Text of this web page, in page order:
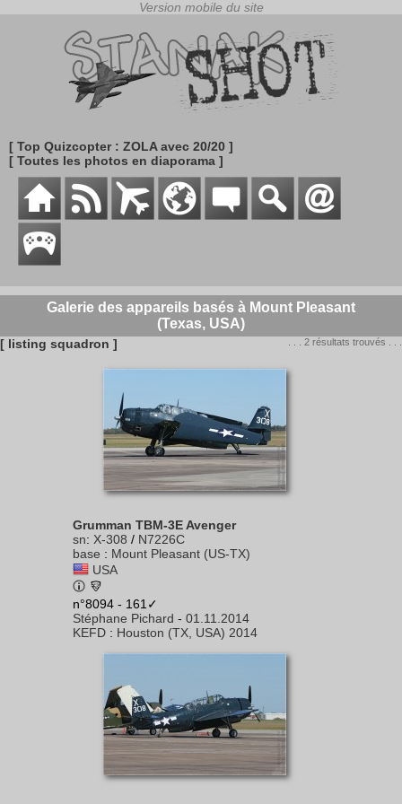
[ Top Quizcopter : ZOLA avec 20/20 ]
[ Toutes les photos en diaporama ]
Galerie des appareils basés à Mount Pleasant
(Texas, USA)
[ listing squadron ] . . . 2 résultats trouvés . . .
Grumman TBM-3E Avenger
sn: X-308 / N7226C
base : Mount Pleasant (US-TX)
USA
n°8094 - 161✓
Stéphane Pichard - 01.11.2014
KEFD : Houston (TX, USA) 2014